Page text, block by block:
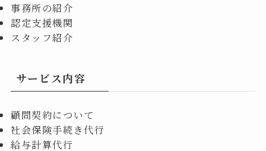
事務所の紹介
認定支援機関
スタッフ紹介
サービス内容
顧問契約について
社会保険手続き代行
給与計算代行